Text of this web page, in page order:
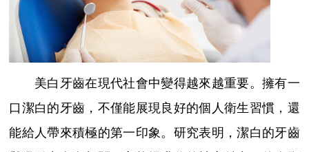
美白牙齒在現代社會中變得越來越重要。擁有一
口潔白的牙齒，不僅能展現良好的個人衛生習慣，還
能給人帶來積極的第一印象。研究表明，潔白的牙齒